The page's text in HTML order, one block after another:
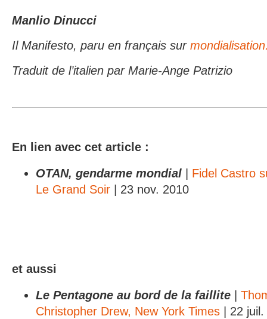
Manlio Dinucci
Il Manifesto, paru en français sur
Traduit de l’italien par Marie-Ange Patrizio
En lien avec cet article :
OTAN, gendarme mondial
Fidel Castro
Le Grand Soir | 23 nov. 2010
et aussi
Le Pentagone au bord de la faillite
Christopher Drew, New York Times | 22